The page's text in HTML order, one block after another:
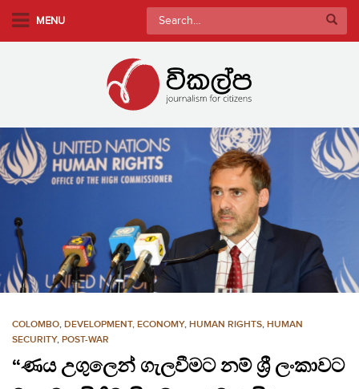
m
a
i
t
e
MENU
Search
for:
COLOMBO, DEVELOPMENT, ECONOMY, HUMAN RIGHTS, HUMAN
SECURITY, POST-WAR
“ණය උගුලෙන් ගැලවීමට නම් ශ්‍රී ලංකාවට